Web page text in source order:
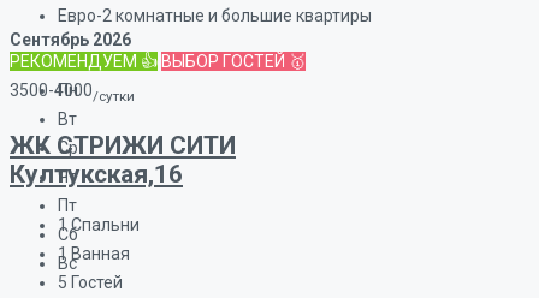
Сентябрь 2026
Пн
Вт
Ср
Чт
Пт
Сб
Вс
Евро-2 комнатные и большие квартиры
РЕКОМЕНДУЕМ 👍 ВЫБОР ГОСТЕЙ 🥇
3500-4000/сутки
ЖК СТРИЖИ СИТИ
Култукская,16
1Спальни
1 Ванная
5 Гостей